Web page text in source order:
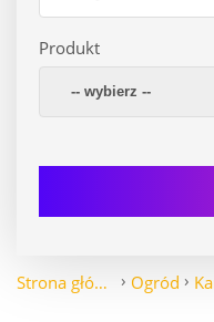
Produkt
Strona główna Ogród